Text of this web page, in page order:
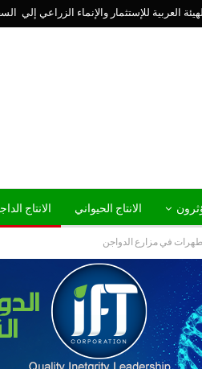
الانتاج الحيواني الانتاج
في مزارع الدواجن